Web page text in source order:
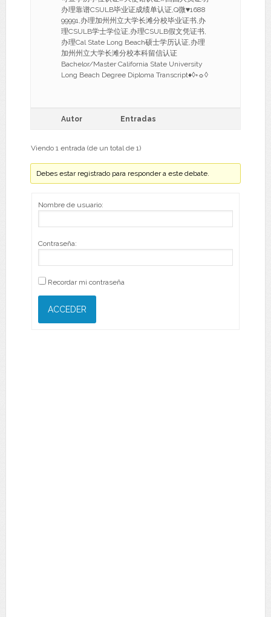
办理靠谱CSULB毕业证成绩单认证,Q微♥1688
99991,办理加州州立大学长滩分校毕业证书,办
理CSULB学士学位证,办理CSULB假文凭证书,
办理Cal State Long Beach硕士学历认证,办理
加州州立大学长滩分校本科留信认证
Bachelor/Master California State University
Long Beach Degree Diploma Transcript♦◊◦☼◊
Autor Entradas
Viendo 1 entrada (de un total de 1)
Debes estar registrado para responder a este debate.
Nombre de usuario:
Contraseña:
Recordar mi contraseña
ACCEDER